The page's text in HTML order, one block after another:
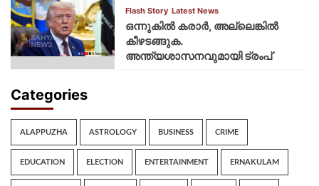
Flash Story Latest News
ഒന്നുകില്‍ കരാര്‍, അല്ലെങ്കില്‍
കീഴടങ്ങുക.
അന്ത്യശാസനവുമായി ട്രംപ്
Categories
ALAPPUZHA ASTROLOGY BUSINESS CRIME
EDUCATION ELECTION ENTERTAINMENT ERNAKULAM